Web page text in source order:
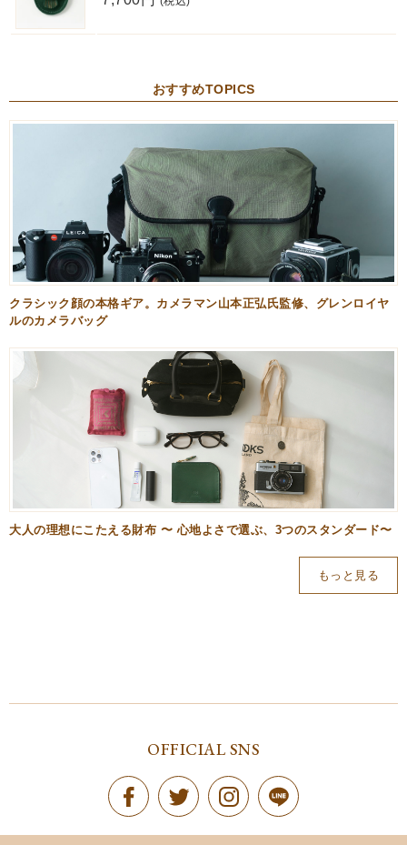
おすすめTOPICS
クラシック顔の本格ギア。カメラマン山本正弘氏監修、グレンロイヤ
ルのカメラバッグ
大人の理想にこたえる財布 〜 心地よさで選ぶ、3つのスタンダード〜
もっと見る
OFFICIAL SNS